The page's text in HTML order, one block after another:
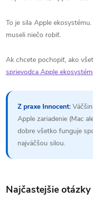
To je sila Apple
museli niečo robiť.
Ak chcete pochopiť, ako
sprievodca Apple
Z praxe Innocent:
Apple zariadenie (Mac
dobre všetko funguje
najväčšou silou.
Najčastejšie